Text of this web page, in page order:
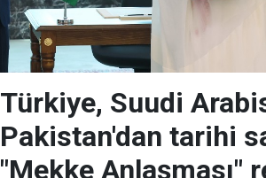
Türkiye, Suudi
Pakistan'dan tarihi
"Mekke Anlaşması"